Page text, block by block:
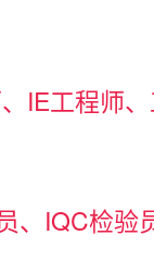
IE工程师
、IQC检验